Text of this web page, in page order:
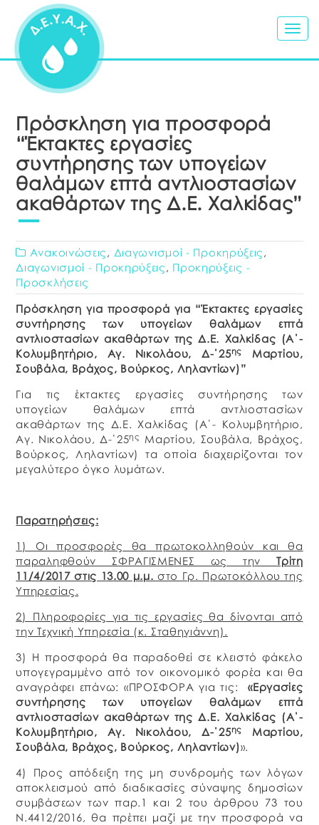
Πρόσκληση για προσφορά
“Έκτακτες εργασίες
συντήρησης των υπογείων
θαλάμων επτά αντλιοστασίων
ακαθάρτων της Δ.Ε. Χαλκίδας”
Ανακοινώσεις , Διαγωνισμοί - Προκηρύξεις ,
Διαγωνισμοί - Προκηρύξεις , Προκηρύξεις -
Προσκλήσεις
Πρόσκληση για προσφορά για “Έκτακτες εργασίες
συντήρησης των υπογείων θαλάμων επτά
αντλιοστασίων ακαθάρτων της Δ.Ε. Χαλκίδας (Α΄-
Κολυμβητήριο, Αγ. Νικολάου, Δ-΄25ης
Μαρτίου,
Σουβάλα, Βράχος, Βούρκος, Ληλαντίων)”
Για τις έκτακτες εργασίες συντήρησης των
υπογείων θαλάμων επτά αντλιοστασίων
ακαθάρτων της Δ.Ε. Χαλκίδας (Α΄- Κολυμβητήριο,
Αγ. Νικολάου, Δ-΄25ης
Μαρτίου, Σουβάλα, Βράχος,
Βούρκος, Ληλαντίων) τα οποία διαχειρίζονται τον
μεγαλύτερο όγκο λυμάτων.
Παρατηρήσεις:
1) Οι προσφορές θα πρωτοκολληθούν και θα
παραληφθούν ΣΦΡΑΓΙΣΜΕΝΕΣ ως τηνΤρίτη
11/4/2017 στις 13.00 μ.μ. στο Γρ. Πρωτοκόλλου της
Υπηρεσίας.
2) Πληροφορίες για τις εργασίες θα δίνονται από
την Τεχνική Υπηρεσία (κ. Σταθηγιάννη).
3) Η προσφορά θα παραδοθεί σε κλειστό φάκελο
υπογεγραμμένο από τον οικονομικό φορέα και θα
αναγράφει επάνω: «ΠΡΟΣΦΟΡΑ για τις:«Εργασίες
συντήρησης των υπογείων θαλάμων επτά
αντλιοστασίων ακαθάρτων της Δ.Ε. Χαλκίδας (Α΄-
Κολυμβητήριο, Αγ. Νικολάου, Δ-΄25ης
Μαρτίου,
Σουβάλα, Βράχος, Βούρκος, Ληλαντίων)».
4) Προς απόδειξη της μη συνδρομής των λόγων
αποκλεισμού από διαδικασίες σύναψης δημοσίων
συμβάσεων των παρ.1 και 2 του άρθρου 73 του
Ν.4412/2016, θα πρέπει μαζί με την προσφορά να